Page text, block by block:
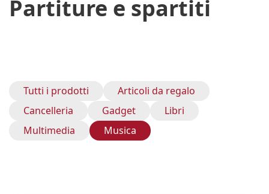
Partiture e spartiti
Tutti i prodotti
Articoli da regalo
Cancelleria
Gadget
Libri
Multimedia
Musica